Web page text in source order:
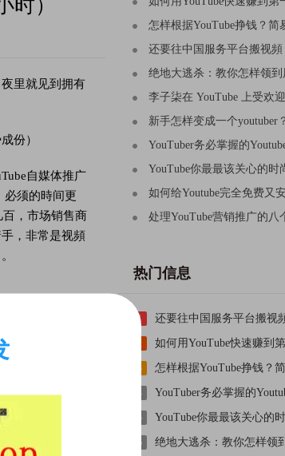
）
里就见到拥有
份）
自媒体推广
必须的時间更
，市场销售商
，非常是视頻
人赞也许多
抖音快手上高
个Youtube账
台，一次申请
怎样根据YouTube挣钱？简易两步
还要往中国服务平台搬视頻？看YouTube二
绝地大逃杀：教你怎样领到用YouTuBe收看
李子柒在 YouTube 上受欢迎是一种
新手怎样变成一个youtuber？
YouTuber务必掌握的
YouTube你最最该关心的时尚博主——输油管
如何给Youtube完全免费又安全性
处理YouTube营销推广的八个难题，开启总
热门信息
1 还要往中国服务平台搬视頻？看YouTube
2 如何用YouTube快速赚到第一笔美元（更
3 怎样根据YouTube挣钱？简易两步
4 YouTuber务必掌握的
5 YouTube你最最该关心的时尚博主——输油管
6 绝地大逃杀：教你怎样领到用YouTuBe收